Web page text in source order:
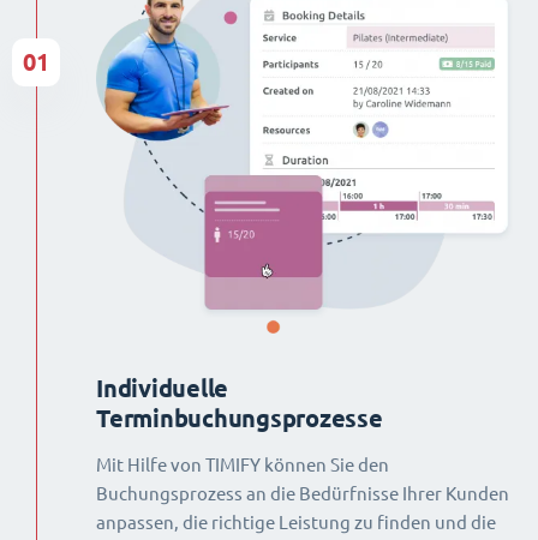
Individuelle
Terminbuchungsprozesse
Mit Hilfe von TIMIFY können Sie den
Buchungsprozess an die Bedürfnisse Ihrer Kunden
anpassen, die richtige Leistung zu finden und die
01